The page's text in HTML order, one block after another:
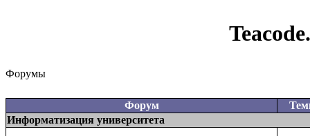
Форумы
Форум
Информатизация университета